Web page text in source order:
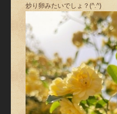
炒り卵みたいでしょ？(^.^)